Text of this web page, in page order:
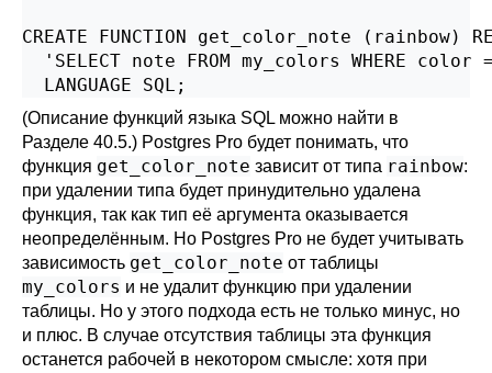
CREATE FUNCTION get_color_note (rainbow)
'SELECT note FROM my_colors WHERE color
  LANGUAGE SQL;
(Описание функций языка SQL можно найти в
Разделе 40.5.) Postgres Pro будет понимать, что
функция get_color_note зависит от типа rainbow:
при удалении типа будет принудительно удалена
функция, так как тип её аргумента оказывается
неопределённым. Но Postgres Pro не будет учитывать
зависимость get_color_note от таблицы
my_colors и не удалит функцию при удалении
таблицы. Но у этого подхода есть не только минус, но
и плюс. В случае отсутствия таблицы эта функция
останется рабочей в некотором смысле: хотя при